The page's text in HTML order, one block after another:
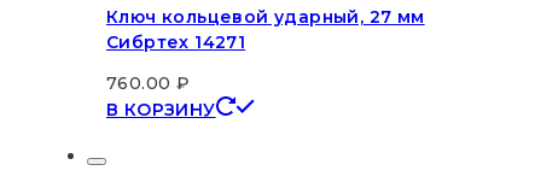
Ключ кольцевой ударный, 27 мм
Сибртех 14271
760.00 ₽
В КОРЗИНУ